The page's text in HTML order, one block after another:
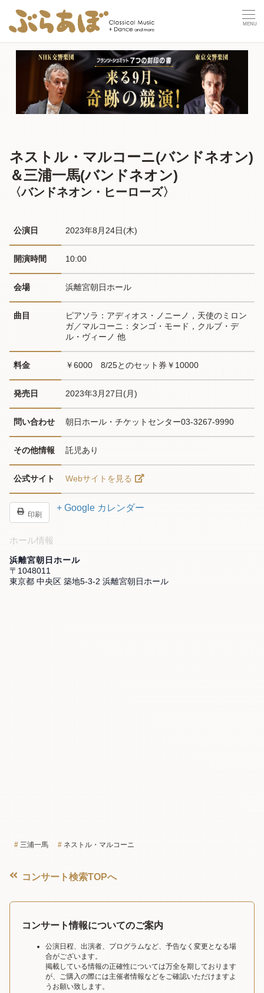
ネストル・マルコーニ(バンドネオン)
＆三浦一馬(バンドネオン)
〈バンドネオン・ヒーローズ〉
公演日 2023年8月24日(木)
開演時間 10:00
会場 浜離宮朝日ホール
曲目
ピアソラ：アディオス・ノニーノ，天使のミロン
ガ／マルコーニ：タンゴ・モード，クルブ・デ
ル・ヴィーノ 他
料金 ￥6000　8/25とのセット券￥10000
発売日 2023年3月27日(月)
問い合わせ 朝日ホール・チケットセンター03-3267-9990
その他情報 託児あり
公式サイト Webサイトを見る
印刷
+ Google カレンダー
ホール情報
浜離宮朝日ホール
〒1048011
東京都 中央区 築地5-3-2 浜離宮朝日ホール
三浦一馬 ネストル・マルコーニ
コンサート検索TOPへ
コンサート情報についてのご案内
公演日程、出演者、プログラムなど、予告なく変更となる場
合がございます。
掲載している情報の正確性については万全を期しております
が、ご購入の際には主催者情報などをご確認いただけますよ
うお願い致します。